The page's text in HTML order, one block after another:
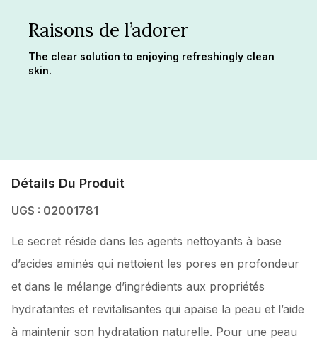
Raisons de l’adorer
The clear solution to enjoying refreshingly clean
skin.
Détails Du Produit
UGS : 02001781
Le secret réside dans les agents nettoyants à base
d’acides aminés qui nettoient les pores en profondeur
et dans le mélange d’ingrédients aux propriétés
hydratantes et revitalisantes qui apaise la peau et l’aide
à maintenir son hydratation naturelle. Pour une peau